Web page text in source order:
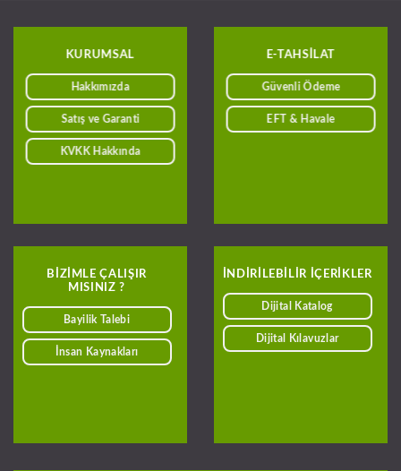
KURUMSAL
Hakkımızda
Satış ve Garanti
KVKK Hakkında
BIZIMLE ÇALIŞIR
MISINIZ ?
Bayilik Talebi
İnsan Kaynakları
E-TAHSILAT
Güvenli Ödeme
EFT & Havale
INDIRILEBILIR IÇERIKLER
Dijital Katalog
Dijital Kılavuzlar